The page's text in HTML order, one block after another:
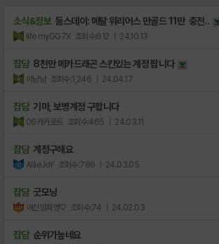
소식&정보 둠스데이: 메탈 워리어스 만골드 11만 충전..
life myGG7X 조회수:612 | 24.10.13
잡담 8천만 메카드래곤 스킨있는 계정 팝니다
이냠냠 조회수:1,246 | 24.04.17
잡담 기마, 보병계정 구합니다
06카카로트 조회수:465 | 24.03.11
잡담 계정구해요
AllieJoY 조회수:786 | 24.03.05
잡담 굿모닝
여신임화영♡ 조회수:74 | 24.02.03
잡담 순위가높네요